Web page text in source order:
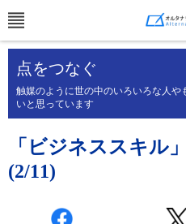
点をつなぐ
触媒のように世の中のいろいろな人
いと思っています
「ビジネススキル
(2/11)